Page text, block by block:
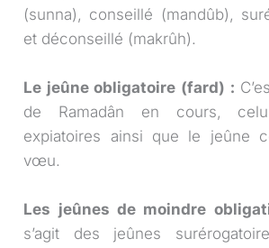
(sunna), conseillé (mandûb),
et déconseillé (makrûh).
Le jeûne obligatoire (fard) :
de Ramadân en cours,
expiatoires ainsi que le jeûne
vœu.
Les jeûnes de moindre
s’agit des jeûnes